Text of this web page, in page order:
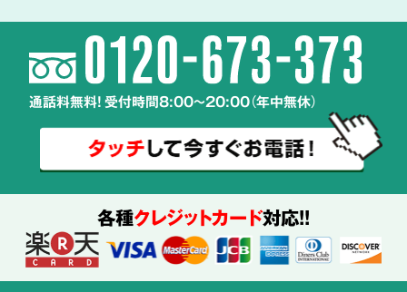
2
体液や汚物、雑菌の
除去・除菌・洗浄
使用する
薬剤も
通話料無料! 受付時間8:00～20:00（年中無休）
各種クレジットカード対応!!